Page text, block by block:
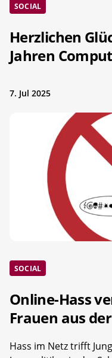
SOCIAL
Herzlichen
Jahren
7. Jul 2025
SOCIAL
Online-Hass
Frauen aus
Hass im Netz trifft